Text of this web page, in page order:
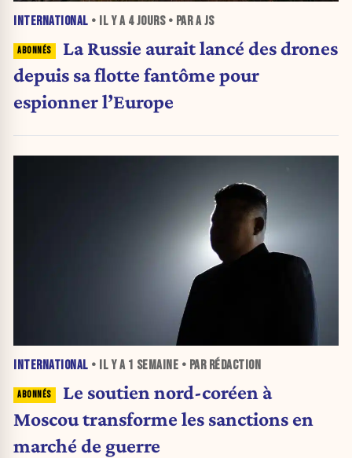
INTERNATIONAL • IL Y A 4 JOURS• PAR A JS
La Russie aurait lancé des drones
depuis sa flotte fantôme pour
espionner l’Europe
INTERNATIONAL • IL Y A 1 SEMAINE • PAR RÉDACTION
Le soutien nord-coréen à
Moscou transforme les sanctions en
marché de guerre